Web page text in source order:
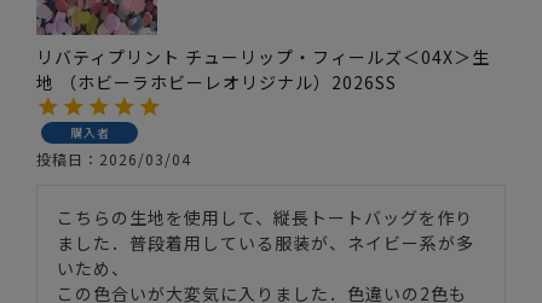
リバティプリント チューリップ・フィールズ＜04X＞生
地 （ホビーラホビーレオリジナル）2026SS
購入者
投稿日 2026/03/04
こちらの生地を使用して、縦長トートバッグを作り
ました．普段着用している服装が、ネイビー系が多
いため、
この色合いが大変気に入りました．色違いの2色も